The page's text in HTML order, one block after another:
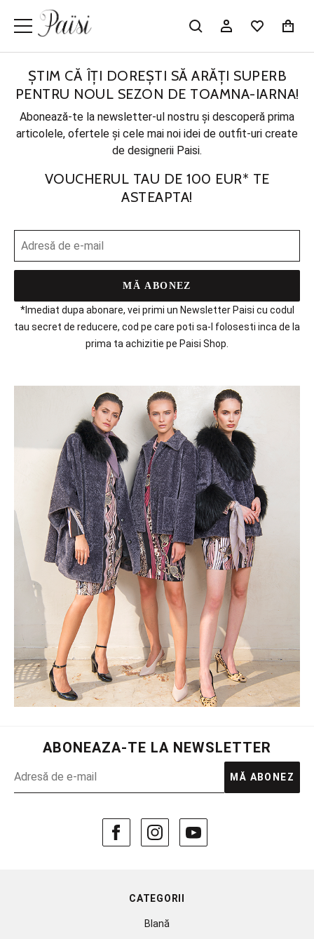
ȘTIM CĂ ÎȚI DOREȘTI SĂ ARĂȚI SUPERB
PENTRU NOUL SEZON DE TOAMNA-IARNA!
Abonează-te la newsletter-ul nostru și descoperă prima
articolele, ofertele și cele mai noi idei de outfit-uri create
de designerii Paisi.
VOUCHERUL TAU DE 100 EUR* TE
ASTEAPTA!
MĂ ABONEZ
*Imediat dupa abonare, vei primi un Newsletter Paisi cu codul
tau secret de reducere, cod pe care poti sa-l folosesti inca de la
prima ta achizitie pe Paisi Shop.
ABONEAZA-TE LA NEWSLETTER
MĂ ABONEZ
CATEGORII
Blană